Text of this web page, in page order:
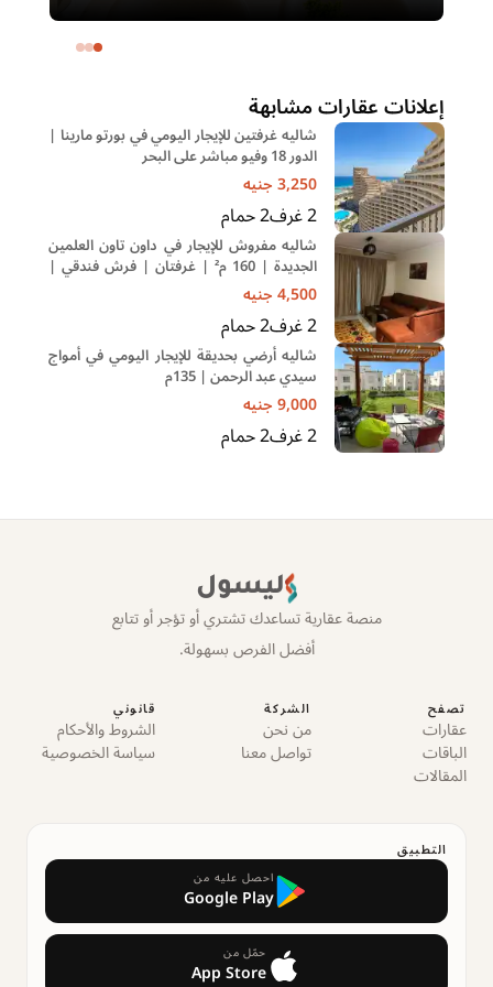
– التجمع الخامس | غرفة ناني
إعلانات عقارات مشابهة
شاليه غرفتين للإيجار اليومي في بورتو مارينا |
الدور 18 وفيو مباشر على البحر
3,250جنيه
2غرف2حمام
شاليه مفروش للإيجار في داون تاون العلمين
الجديدة | 160 م² | غرفتان | فرش فندقي |
حمام سباحة
4,500جنيه
2غرف2حمام
شاليه أرضي بحديقة للإيجار اليومي في أمواج
سيدي عبد الرحمن | 135م
9,000جنيه
2غرف2حمام
ليسول
منصة عقارية تساعدك تشتري أو تؤجر أو تتابع
أفضل الفرص بسهولة.
تصفح
عقارات
الباقات
المقالات
الشركة
من نحن
تواصل معنا
قانوني
الشروط والأحكام
سياسة الخصوصية
التطبيق
احصل عليه من
Google Play
حمّل من
App Store